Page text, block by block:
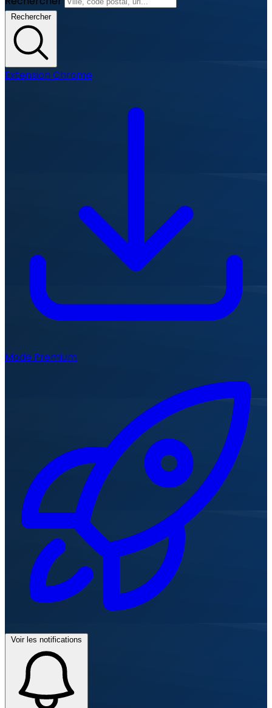
Rechercher
Extension Chrome
Mode Premium
Voir les notifications